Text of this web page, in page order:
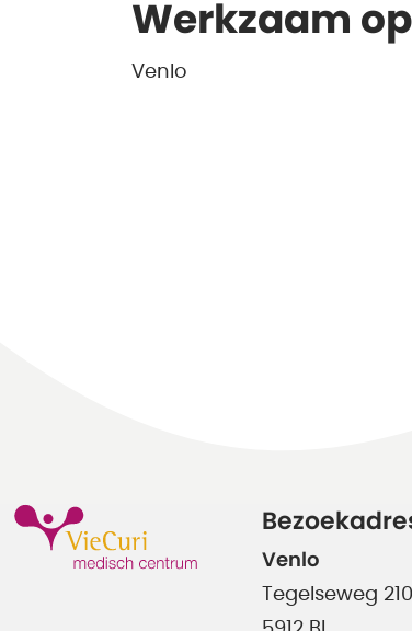
Werkzaam
Venlo
Venlo
Tegelseweg 210